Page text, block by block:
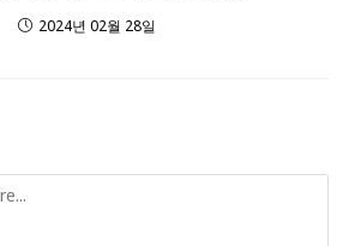
2024년 02월 28일